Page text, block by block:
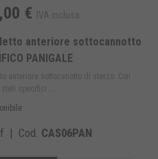
€ IVA inclusa
anteriore sottocannotto
PANIGALE
anteriore sottocanotto di sterzo. Con
specifici ...
| Cod. CAS06PAN